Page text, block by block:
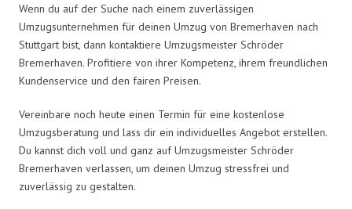
Wenn du auf der Suche nach einem zuverlässigen
Umzugsunternehmen für deinen Umzug von Bremerhaven nach
Stuttgart bist, dann kontaktiere Umzugsmeister Schröder
Bremerhaven. Profitiere von ihrer Kompetenz, ihrem freundlichen
Kundenservice und den fairen Preisen.
Vereinbare noch heute einen Termin für eine kostenlose
Umzugsberatung und lass dir ein individuelles Angebot erstellen.
Du kannst dich voll und ganz auf Umzugsmeister Schröder
Bremerhaven verlassen, um deinen Umzug stressfrei und
zuverlässig zu gestalten.